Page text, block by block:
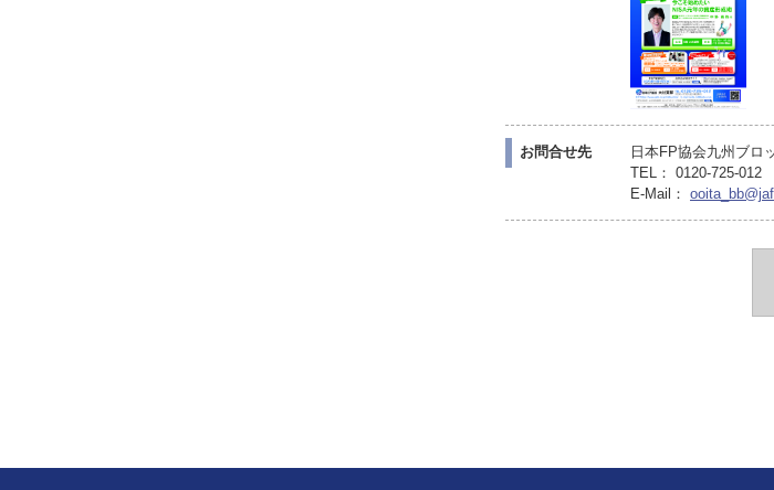
お問合せ先
日本FP協会九州ブロ
TEL： 0120-725-012
E-Mail：